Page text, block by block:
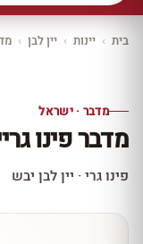
בית › יינות › יין לבן ›
10% הנחה
עכשיו ב-10% הנחה
מדבר · ישראל
מדבר פינו
פינו גרי · יין לבן יבש